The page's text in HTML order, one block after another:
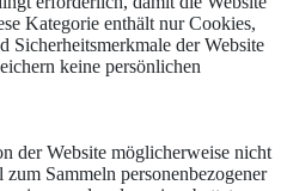
Kategorie enthält nur Cookies,
Sicherheitsmerkmale der Website
keine persönlichen
der Website möglicherweise nicht
Sammeln personenbezogener